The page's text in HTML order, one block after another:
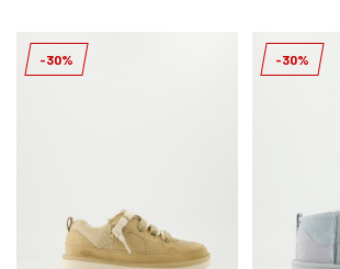
-30% -30%